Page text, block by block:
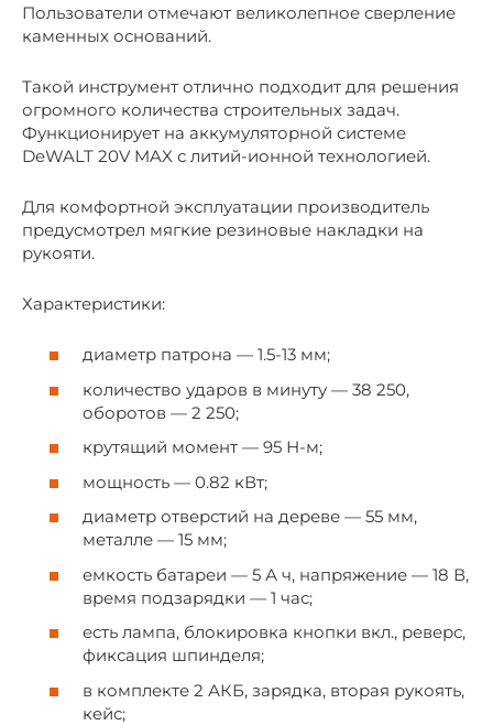
Пользователи отмечают великолепное сверление
каменных оснований.
Такой инструмент отлично подходит для решения
огромного количества строительных задач.
Функционирует на аккумуляторной системе
DeWALT 20V MAX с литий-ионной технологией.
Для комфортной эксплуатации производитель
предусмотрел мягкие резиновые накладки на
рукояти.
Характеристики:
диаметр патрона — 1.5-13 мм;
количество ударов в минуту — 38 250,
оборотов — 2 250;
крутящий момент — 95 Н-м;
мощность — 0.82 кВт;
диаметр отверстий на дереве — 55 мм,
металле — 15 мм;
емкость батареи — 5 А ч, напряжение — 18 В,
время подзарядки — 1 час;
есть лампа, блокировка кнопки вкл., реверс,
фиксация шпинделя;
в комплекте 2 АКБ, зарядка, вторая рукоять,
кейс;